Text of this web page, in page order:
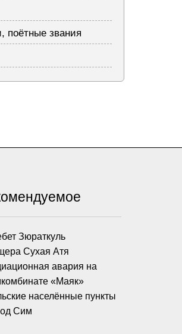
поётные звания
Зюраткуль
Сухая Атя
авария на
«Маяк»
населённые пункты
Сим